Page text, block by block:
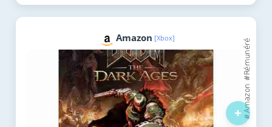
Amazon [Xbox]
+